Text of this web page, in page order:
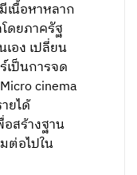
นื้อหาหลาก
ดยภาครัฐ
อง เปลี่ยน
ป็นการจด
cinema
ยได้
สร้างฐาน
ต่อไปใน